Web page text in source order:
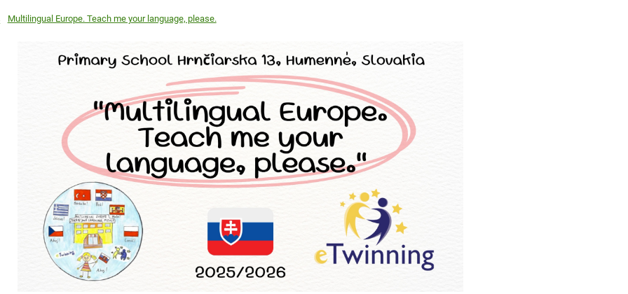
Multilingual Europe. Teach me your language, please.